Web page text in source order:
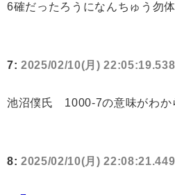
6確だったろうになんちゅう勿
7: 2025/02/10(月)
池沼僕氏 1000-7の意味がわか
8: 2025/02/10(月)